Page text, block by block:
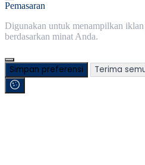
Pemasaran
Digunakan untuk menampilkan iklan
berdasarkan minat Anda.
Simpan preferensi Terima